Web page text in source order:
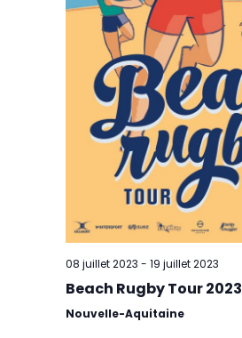
08 juillet 2023 - 19 juillet 2023
Beach Rugby Tour 2023
Nouvelle-Aquitaine